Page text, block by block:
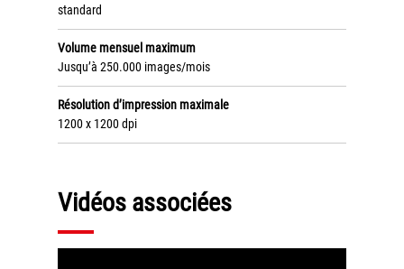
Linkedin
standard
Volume mensuel maximum
Jusqu’à 250.000 images/mois
Résolution d’impression maximale
1200 x 1200 dpi
Vidéos associées